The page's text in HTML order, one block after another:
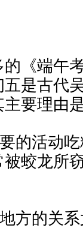
《端午
是古代
要理由
活动吃
蛟龙所
的关系